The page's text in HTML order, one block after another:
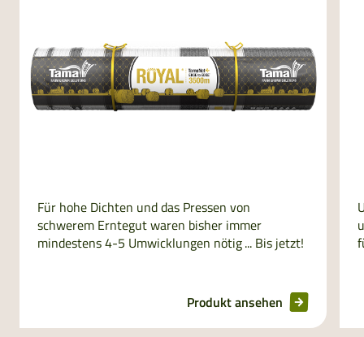
Für hohe Dichten und das Pressen von
schwerem Erntegut waren bisher immer
mindestens 4-5 Umwicklungen nötig ... Bis jetzt!
Produkt ansehen